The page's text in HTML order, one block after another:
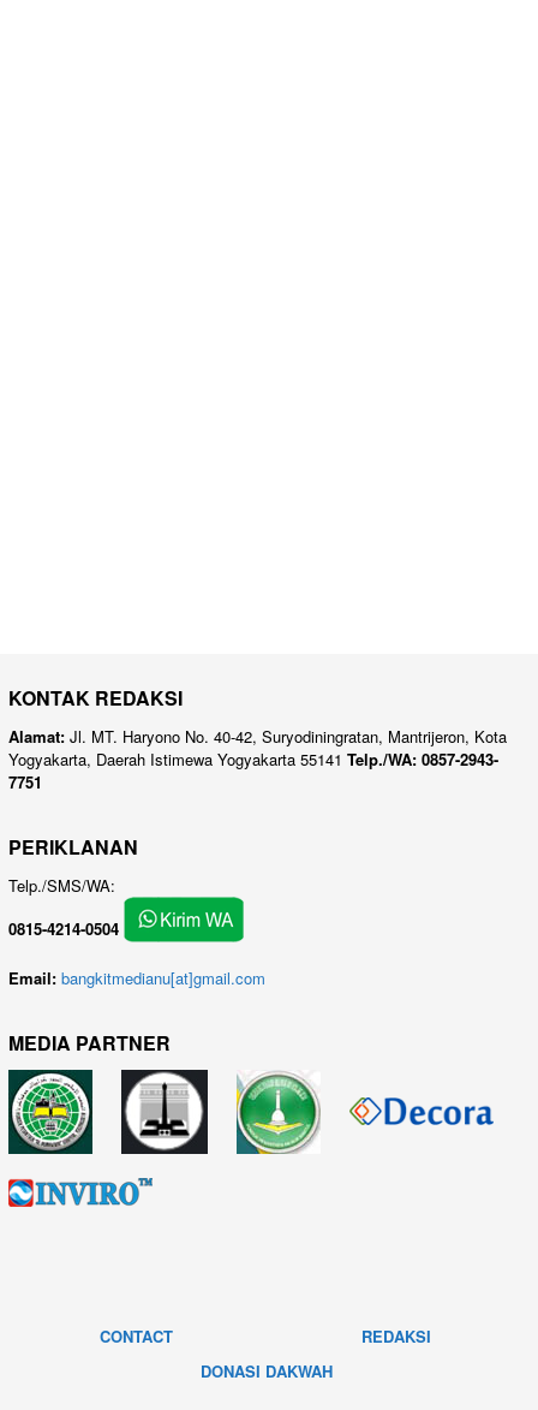
KONTAK REDAKSI
Alamat: Jl. MT. Haryono No. 40-42, Suryodiningratan, Mantrijeron, Kota
Yogyakarta, Daerah Istimewa Yogyakarta 55141 Telp./WA: 0857-2943-
7751
PERIKLANAN
Telp./SMS/WA:
0815-4214-0504
Email: bangkitmedianu[at]gmail.com
MEDIA PARTNER
CONTACT
REDAKSI
DONASI DAKWAH